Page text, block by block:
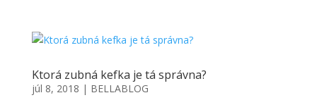
Ktorá zubná kefka je tá správna?
júl 8, 2018 | BELLABLOG